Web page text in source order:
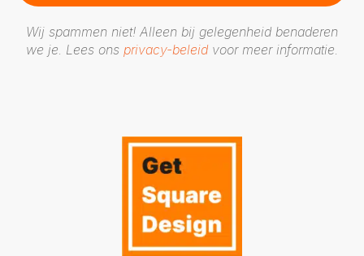
Wij spammen niet! Alleen bij gelegenheid benaderen
we je. Lees ons privacy-beleidvoor meer informatie.